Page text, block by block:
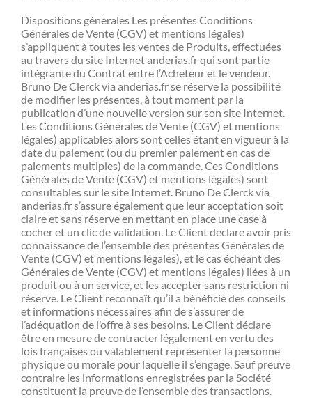
Dispositions générales Les présentes Conditions
Générales de Vente (CGV) et mentions légales)
s’appliquent à toutes les ventes de Produits, effectuées
au travers du site Internet anderias.fr qui sont partie
intégrante du Contrat entre l’Acheteur et le vendeur.
Bruno De Clerck via anderias.fr se réserve la possibilité
de modifier les présentes, à tout moment par la
publication d’une nouvelle version sur son site Internet.
Les Conditions Générales de Vente (CGV) et mentions
légales) applicables alors sont celles étant en vigueur à la
date du paiement (ou du premier paiement en cas de
paiements multiples) de la commande. Ces Conditions
Générales de Vente (CGV) et mentions légales) sont
consultables sur le site Internet. Bruno De Clerck via
anderias.fr s’assure également que leur acceptation soit
claire et sans réserve en mettant en place une case à
cocher et un clic de validation. Le Client déclare avoir pris
connaissance de l’ensemble des présentes Générales de
Vente (CGV) et mentions légales), et le cas échéant des
Générales de Vente (CGV) et mentions légales) liées à un
produit ou à un service, et les accepter sans restriction ni
réserve. Le Client reconnaît qu’il a bénéficié des conseils
et informations nécessaires afin de s’assurer de
l’adéquation de l’offre à ses besoins. Le Client déclare
être en mesure de contracter légalement en vertu des
lois françaises ou valablement représenter la personne
physique ou morale pour laquelle il s’engage. Sauf preuve
contraire les informations enregistrées par la Société
constituent la preuve de l’ensemble des transactions.